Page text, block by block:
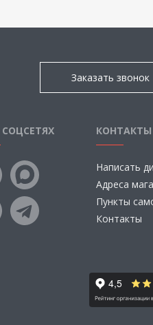
Заказать звонок
КОНТАКТЫ
Написать
Адреса
Пункты
Контакты